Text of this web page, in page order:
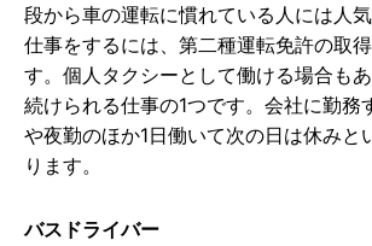
段から車の運転に慣れている人には人気
仕事をするには、第二種運転免許の取
す。個人タクシーとして働ける場合も
続けられる仕事の1つです。会社に勤務
や夜勤のほか1日働いて次の日は休みと
ります。
バスドライバー